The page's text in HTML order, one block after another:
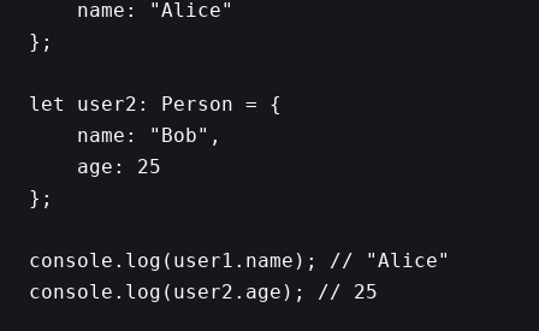
    name: "Alice"
};
let user2: Person = {
    name: "Bob",
    age: 25
};
console.log(user1.name); // "Alice"
console.log(user2.age); // 25